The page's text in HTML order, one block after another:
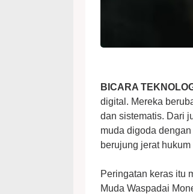
BICARA
digital. Mereka
dan sistematis. Dari
muda digoda
berujung jerat
Peringatan keras itu
Muda Waspadai